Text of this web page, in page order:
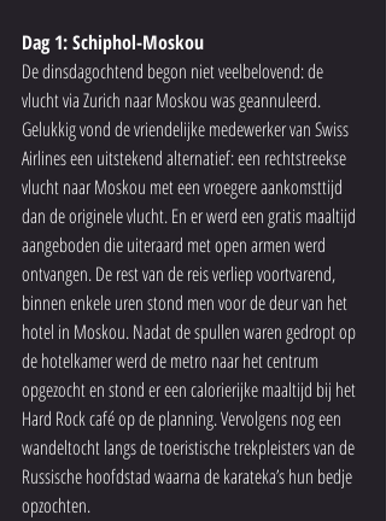
Dag 1: Schiphol-Moskou
De dinsdagochtend begon niet veelbelovend: de
vlucht via Zurich naar Moskou was geannuleerd.
Gelukkig vond de vriendelijke medewerker van Swiss
Airlines een uitstekend alternatief: een rechtstreekse
vlucht naar Moskou met een vroegere aankomsttijd
dan de originele vlucht. En er werd een gratis maaltijd
aangeboden die uiteraard met open armen werd
ontvangen. De rest van de reis verliep voortvarend,
binnen enkele uren stond men voor de deur van het
hotel in Moskou. Nadat de spullen waren gedropt op
de hotelkamer werd de metro naar het centrum
opgezocht en stond er een calorierijke maaltijd bij het
Hard Rock café op de planning. Vervolgens nog een
wandeltocht langs de toeristische trekpleisters van de
Russische hoofdstad waarna de karateka’s hun bedje
opzochten.